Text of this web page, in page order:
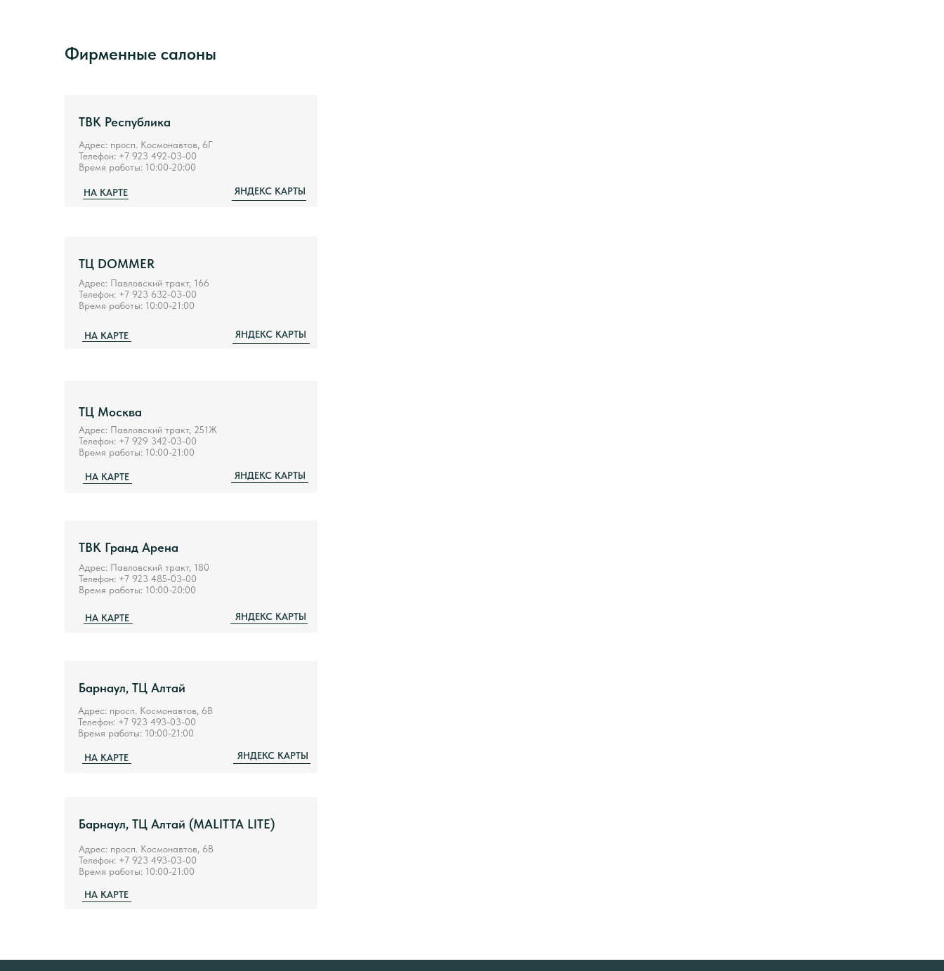
ЯНДЕКС КАРТЫ
ТВК Гранд Арена
Адрес: Павловский тракт, 180
Телефон: +7 923 485-03-00
Время работы: 10:00-20:00
ТЦ Москва
Адрес: Павловский тракт, 251Ж
Телефон: +7 929 342-03-00
Время работы: 10:00-21:00
ЯНДЕКС КАРТЫ
ЯНДЕКС КАРТЫ
Барнаул, ТЦ Алтай
Адрес: просп. Космонавтов, 6В
Телефон: +7 923 493-03-00
Время работы: 10:00-21:00
ТЦ DOMMER
Адрес: Павловский тракт, 166
Телефон: +7 923 632-03-00
Время работы: 10:00-21:00
ЯНДЕКС КАРТЫ
ТВК Республика
Адрес: просп. Космонавтов, 6Г
Телефон: +7 923 492-03-00
Время работы: 10:00-20:00
ЯНДЕКС КАРТЫ
НА КАРТЕ
НА КАРТЕ
НА КАРТЕ
НА КАРТЕ
НА КАРТЕ
Фирменные салоны
Барнаул, ТЦ Алтай (MALITTA LITE)
Адрес: просп. Космонавтов, 6В
Телефон: +7 923 493-03-00
Время работы: 10:00-21:00
НА КАРТЕ